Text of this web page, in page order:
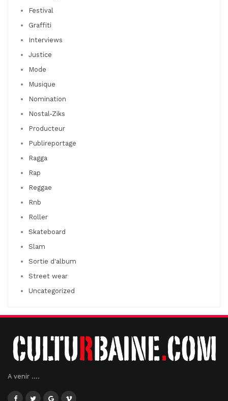
Festival
Graffiti
Interviews
Justice
Mode
Musique
Nomination
Nostal-Ziks
Producteur
Publireportage
Ragga
Rap
Reggae
Rnb
Roller
Skateboard
Slam
Sortie d'album
Street wear
Uncategorized
A venir ....